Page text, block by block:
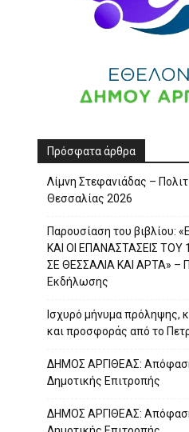
Πρόσφατα άρθρα
Λίμνη Στεφανιάδας –
Θεσσαλίας 2026
Παρουσίαση του βιβλίου:
ΚΑΙ ΟΙ ΕΠΑΝΑΣΤΑΣΕΙΣ ΤΟΥ
ΣΕ ΘΕΣΣΑΛΙΑ ΚΑΙ ΑΡΤΑ» –
Εκδήλωσης
Ισχυρό μήνυμα πρόληψης,
και προσφοράς από το
ΔΗΜΟΣ ΑΡΓΙΘΕΑΣ:
Δημοτικής Επιτροπής
ΔΗΜΟΣ ΑΡΓΙΘΕΑΣ: